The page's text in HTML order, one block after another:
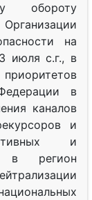
обороту
на
июля с.г., в
в
каналов
и
и
в регион